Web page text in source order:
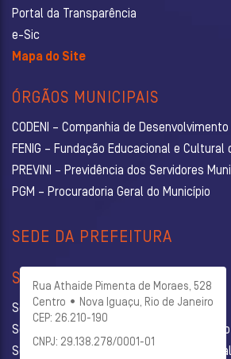
Portal da Transparência
e-Sic
Mapa do Site
ÓRGÃOS MUNICIPAIS
CODENI – Companhia de
FENIG – Fundação Educacional e Cultural
PREVINI – Previdência dos Servidores
PGM – Procuradoria Geral do Município
SEDE DA PREFEITURA
Rua Athaide Pimenta de Moraes, 528
Centro • Nova Iguaçu, Rio de Janeiro
CEP: 26.210-190
CNPJ: 29.138.278/0001-01
SECRETARIAS
Secretaria Municipal de Administração
Secretaria Municipal de Agricultura e
Secretaria Municipal de Assistência Social